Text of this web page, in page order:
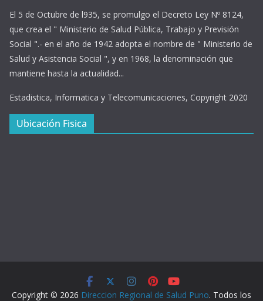
El 5 de Octubre de l935, se promulgo el Decreto Ley Nº 8124,
que crea el " Ministerio de Salud Pública, Trabajo y Previsión
Social ".- en el año de 1942 adopta el nombre de " Ministerio de
Salud y Asistencia Social ", y en 1968, la denominación que
mantiene hasta la actualidad...
Estadistica, Informatica y Telecomunicaciones, Copyright 2020
Ubicación Fisica
Copyright © 2026 Direccion Regional de Salud Puno. Todos los